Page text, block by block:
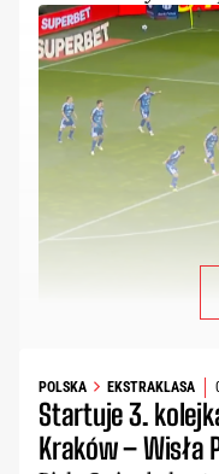
POLSKA EKSTRAKLASA
Startuje 3.
Kraków – Wisła